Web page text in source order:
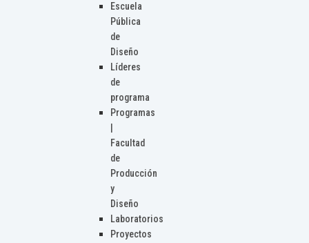
Escuela
Pública
de
Diseño
Líderes
de
programa
Programas
Facultad
de
Producción
y
Diseño
Laboratorios
Proyectos